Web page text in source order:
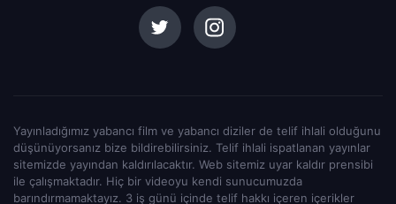
Yayınladığımız yabancı film ve yabancı diziler de telif ihlali olduğunu
düşünüyorsanız bize bildirebilirsiniz. Telif ihlali ispatlanan yayınlar
sitemizde yayından kaldırılacaktır. Web sitemiz uyar kaldır prensibi
ile çalışmaktadır. Hiç bir videoyu kendi sunucumuzda
barındırmamaktayız. 3 iş günü içinde telif hakkı içeren içerikler